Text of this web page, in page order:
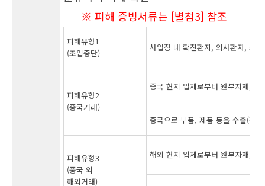
※ 피해 증빙서류는 [별첨3] 참조
피해유형1
(조업중단)
사업장 내 확진환자, 의사환자, 조
피해유형2
(중국거래)
중국 현지 업체로부터 원부자재,
중국으로 부품, 제품 등을 수출(간
피해유형3
(중국 외
해외거래)
해외 현지 업체로부터 원부자재,